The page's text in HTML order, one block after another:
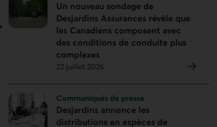
Un nouveau sondage de
Desjardins Assurances révèle que
les Canadiens composent avec
des conditions de conduite plus
complexes
22 juillet 2026
Sujet :
Communiqués de presse
Desjardins annonce les
distributions en espèces de